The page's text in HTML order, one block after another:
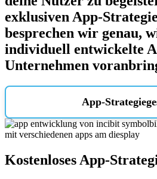
exklusiven App-
besprechen wir genau,
individuell entwickelte
Unternehmen
App-
Kostenloses App-